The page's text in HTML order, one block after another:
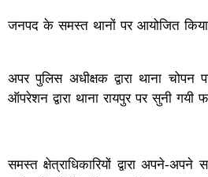
जनपद के समस्त थानों पर आयोजित किया
अपर पुलिस अधीक्षक द्वारा थाना
ऑपरेशन द्वारा थाना रायपुर पर सुनी गयी
समस्त क्षेत्राधिकारियों द्वारा अपने-